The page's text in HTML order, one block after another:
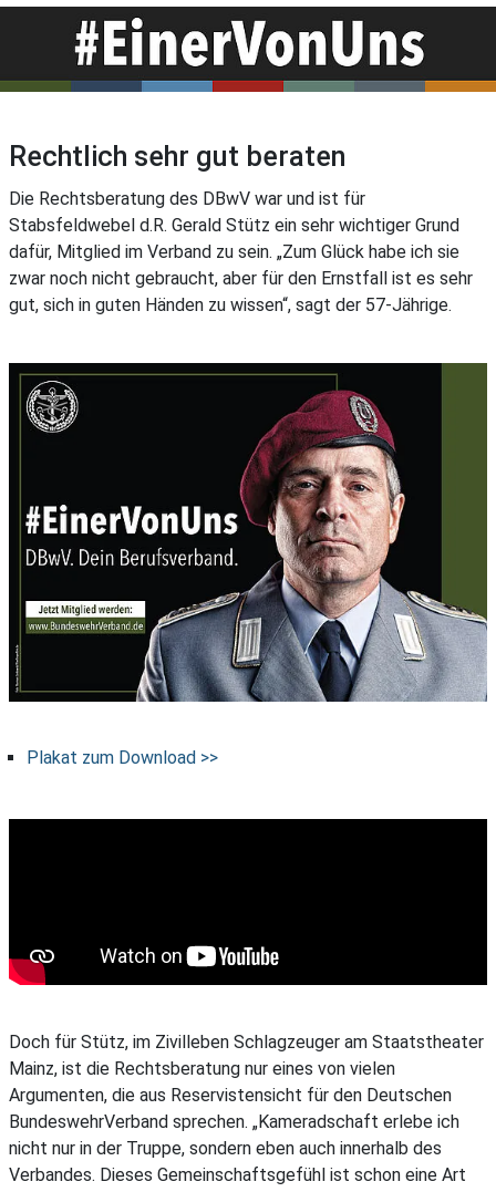
Rechtlich sehr gut beraten
Die Rechtsberatung des DBwV war und ist für
Stabsfeldwebel d.R. Gerald Stütz ein sehr wichtiger Grund
dafür, Mitglied im Verband zu sein. „Zum Glück habe ich sie
zwar noch nicht gebraucht, aber für den Ernstfall ist es sehr
gut, sich in guten Händen zu wissen“, sagt der 57-Jährige.
Plakat zum Download >>
Doch für Stütz, im Zivilleben Schlagzeuger am Staatstheater
Mainz, ist die Rechtsberatung nur eines von vielen
Argumenten, die aus Reservistensicht für den Deutschen
BundeswehrVerband sprechen. „Kameradschaft erlebe ich
nicht nur in der Truppe, sondern eben auch innerhalb des
Verbandes. Dieses Gemeinschaftsgefühl ist schon eine Art